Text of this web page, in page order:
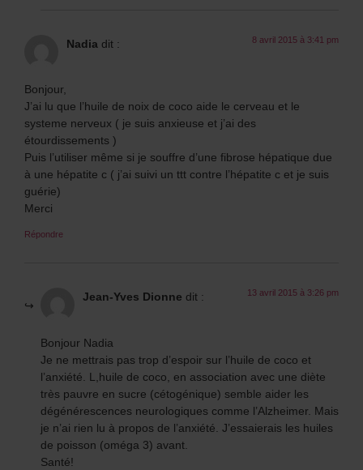
Nadia dit : 8 avril 2015 à 3:41 pm
Bonjour,
J’ai lu que l’huile de noix de coco aide le cerveau et le
systeme nerveux ( je suis anxieuse et j’ai des
étourdissements )
Puis l’utiliser même si je souffre d’une fibrose hépatique due
à une hépatite c ( j’ai suivi un ttt contre l’hépatite c et je suis
guérie)
Merci
Répondre
Jean-Yves Dionne dit : 13 avril 2015 à 3:26 pm
Bonjour Nadia
Je ne mettrais pas trop d’espoir sur l’huile de coco et
l’anxiété. L,huile de coco, en association avec une diète
très pauvre en sucre (cétogénique) semble aider les
dégénérescences neurologiques comme l’Alzheimer. Mais
je n’ai rien lu à propos de l’anxiété. J’essaierais les huiles
de poisson (oméga 3) avant.
Santé!